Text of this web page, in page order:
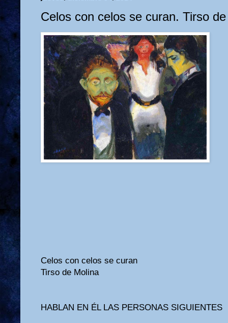
Celos con celos se curan. Tirso
Celos con celos se curan
Tirso de Molina
HABLAN EN ÉL LAS PERSONAS SIGUIENTES